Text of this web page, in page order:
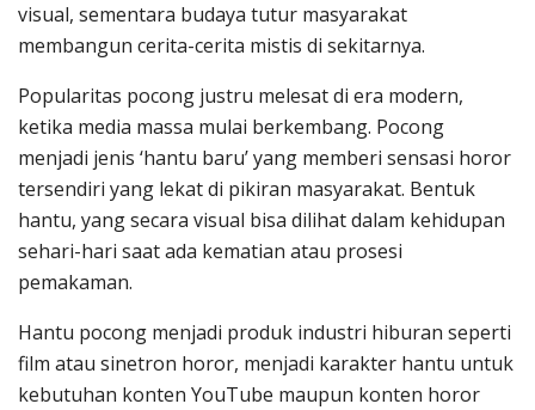
visual, sementara budaya tutur masyarakat
membangun cerita-cerita mistis di sekitarnya.
Popularitas pocong justru melesat di era modern,
ketika media massa mulai berkembang. Pocong
menjadi jenis ‘hantu baru’ yang memberi sensasi horor
tersendiri yang lekat di pikiran masyarakat. Bentuk
hantu, yang secara visual bisa dilihat dalam kehidupan
sehari-hari saat ada kematian atau prosesi
pemakaman.
Hantu pocong menjadi produk industri hiburan seperti
film atau sinetron horor, menjadi karakter hantu untuk
kebutuhan konten YouTube maupun konten horor